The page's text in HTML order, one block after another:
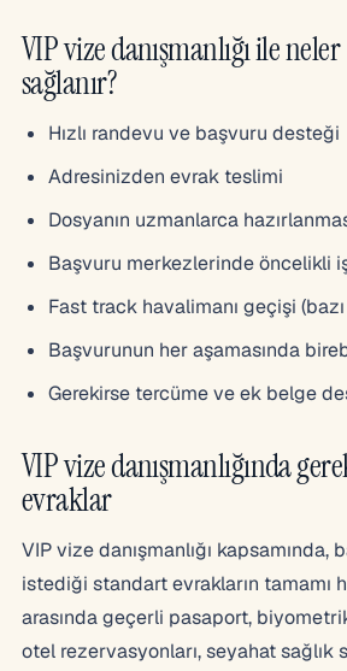
VIP vize danışmanlığı ile neler
sağlanır?
Hızlı randevu ve başvuru desteği
Adresinizden evrak teslimi
Dosyanın uzmanlarca
Başvuru merkezlerinde öncelikli
Fast track havalimanı geçişi
Başvurunun her aşamasında
Gerekirse tercüme ve ek belge
VIP vize danışmanlığında
evraklar
VIP vize danışmanlığı kapsamında,
istediği standart evrakların tamamı
arasında geçerli pasaport,
otel rezervasyonları, seyahat sağlık